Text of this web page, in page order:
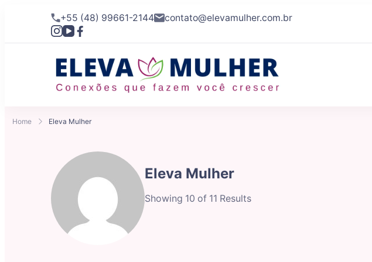
+55 (48) 99661-2144 contato@elevamulher.com.br
Home Eleva Mulher
Eleva Mulher
Showing 10 of 11 Results